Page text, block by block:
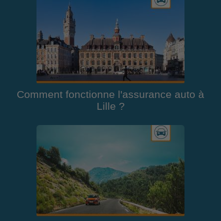
Comment fonctionne l'assurance auto à
Lille ?